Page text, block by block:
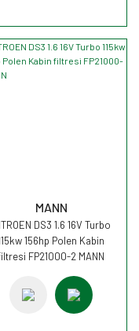
MANN
DS3 1.6 16V Turbo
156hp Polen Kabin
FP21000-2 MANN